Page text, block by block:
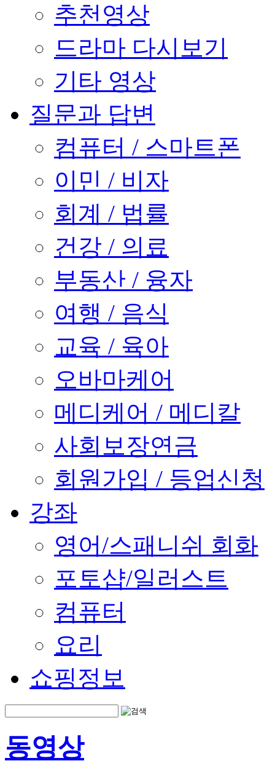
추천영상
드라마 다시보기
기타 영상
질문과 답변
컴퓨터 / 스마트폰
이민 / 비자
회계 / 법률
건강 / 의료
부동산 / 융자
여행 / 음식
교육 / 육아
오바마케어
메디케어 / 메디칼
사회보장연금
회원가입 / 등업신청
강좌
영어/스패니쉬 회화
포토샵/일러스트
컴퓨터
요리
쇼핑정보
동영상